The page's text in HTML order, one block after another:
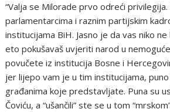
“Valja se Milorade prvo odreći
parlamentarcima i raznim partijskim
institucijama BiH. Jasno je da vas niko
eto pokušavaš uvjeriti narod u
povučete iz institucija Bosne i
jer lijepo vam je u tim institucijama,
građanima koje predstavljate. Puna su
Čoviću, a “ušančili” ste se u tom